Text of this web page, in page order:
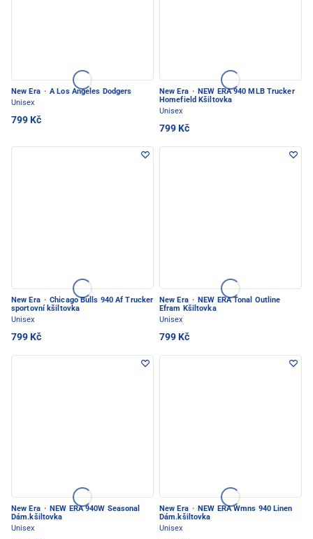
New Era · A Los Angeles Dodgers
Unisex
799 Kč
New Era · NEW ERA 940 MLB Trucker
Homefield Kšiltovka
Unisex
799 Kč
New Era · Chicago Bulls 940 Af Trucker
sportovní kšiltovka
Unisex
799 Kč
New Era · NEW ERA Tonal Outline
Efram Kšiltovka
Unisex
799 Kč
New Era · NEW ERA 940W Seasonal
Dám.kšiltovka
Unisex
New Era · NEW ERA Wmns 940 Linen
Dám.kšiltovka
Unisex